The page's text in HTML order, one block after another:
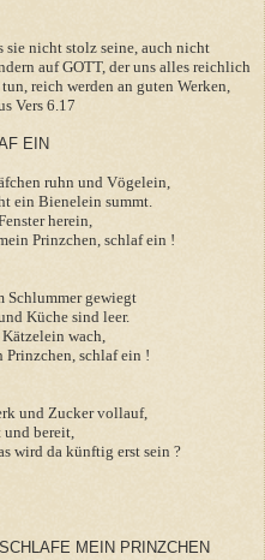
sie nicht stolz seine, auch nicht
auf GOTT, der uns alles reichlich
reich werden an guten Werken,
Vers 6.17
EIN
ruhn und Vögelein,
ein Bienelein summt.
herein,
Prinzchen, schlaf ein !
Schlummer gewiegt
Küche sind leer.
wach,
Prinzchen, schlaf ein !
und Zucker vollauf,
bereit,
wird da künftig erst sein ?
MEIN PRINZCHEN